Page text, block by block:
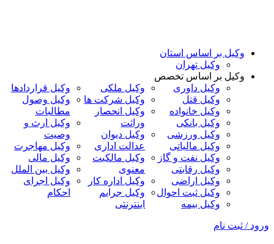
وکیل بر اساس استان
وکیل تهران
وکیل بر اساس تخصص
وکیل داوری
وکیل قتل
وکیل خانواده
وکیل بانکی
وکیل ورزشی
وکیل مالیاتی
وکیل نفت و گاز
وکیل رقابتی
وکیل اراضی
وکیل ثبت احوال
وکیل بیمه
وکیل ملکی
وکیل شرکت ها
وکیل انحصار
وراثت
وکیل دیوان
عدالت اداری
وکیل مالکیت
معنوی
وکیل اداره کار
وکیل جرایم
اینترنتی
وکیل قراردادها
وکیل وصول
مطالبات
وکیل ارث و
وصیت
وکیل مهاجرت
وکیل مالی
وکیل بین الملل
وکیل اجرای
احکام
ورود / ثبت نام